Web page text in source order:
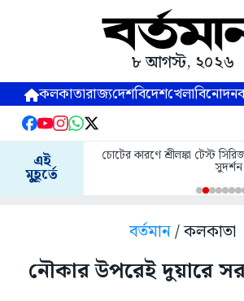
৮ আগস্ট, ২০২৬
কলকাতারাজ্যদেশবিদেশখেলাবিনোদন
এই
মুহূর্তে
চোটের কারণে শ্রীলঙ্কা টেস্ট
সুদর্শন
বর্তমান/ কলকাতা
নৌকার উপরেই দুয়ারে